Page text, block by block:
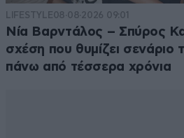
Πιάσαν τόπο τα 3 εκατομμύρια...
Απαντήστε
LIFESTYLE08·08·2026 09:01
Νία Βαρντάλος – Σπύρος
σχέση που θυμίζει σενάριο
πάνω από τέσσερα χρόνια